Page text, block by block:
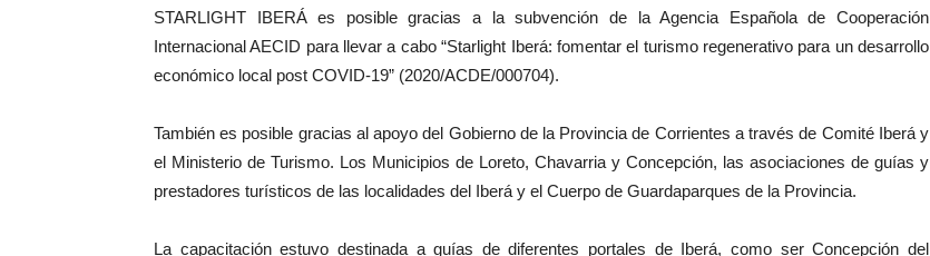
STARLIGHT IBERÁ es posible gracias a la subvención de la Agencia Española de Cooperación
Internacional AECID para llevar a cabo “Starlight Iberá: fomentar el turismo regenerativo para un desarrollo
económico local post COVID-19” (2020/ACDE/000704).
También es posible gracias al apoyo del Gobierno de la Provincia de Corrientes a través de Comité Iberá y
el Ministerio de Turismo. Los Municipios de Loreto, Chavarria y Concepción, las asociaciones de guías y
prestadores turísticos de las localidades del Iberá y el Cuerpo de Guardaparques de la Provincia.
La capacitación estuvo destinada a guías de diferentes portales de Iberá, como ser Concepción del